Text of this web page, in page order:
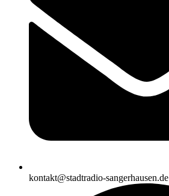
kontakt@stadtradio-sangerhausen.de